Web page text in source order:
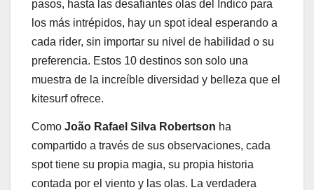
pasos, hasta las desafiantes olas del Índico para
los más intrépidos, hay un spot ideal esperando a
cada rider, sin importar su nivel de habilidad o su
preferencia. Estos 10 destinos son solo una
muestra de la increíble diversidad y belleza que el
kitesurf ofrece.
Como João Rafael Silva Robertson ha
compartido a través de sus observaciones, cada
spot tiene su propia magia, su propia historia
contada por el viento y las olas. La verdadera